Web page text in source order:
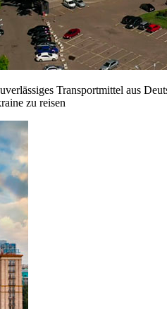
Transportmittel aus
zu reisen